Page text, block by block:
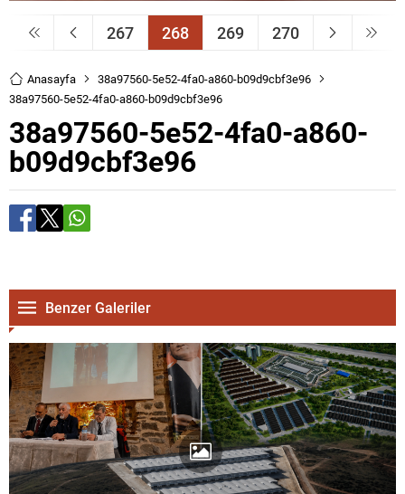
267 268 269 270
Anasayfa
38a97560-5e52-4fa0-a860-b09d9cbf3e96
38a97560-5e52-4fa0-a860-b09d9cbf3e96
38a97560-5e52-4fa0-a860-
b09d9cbf3e96
Benzer Galeriler